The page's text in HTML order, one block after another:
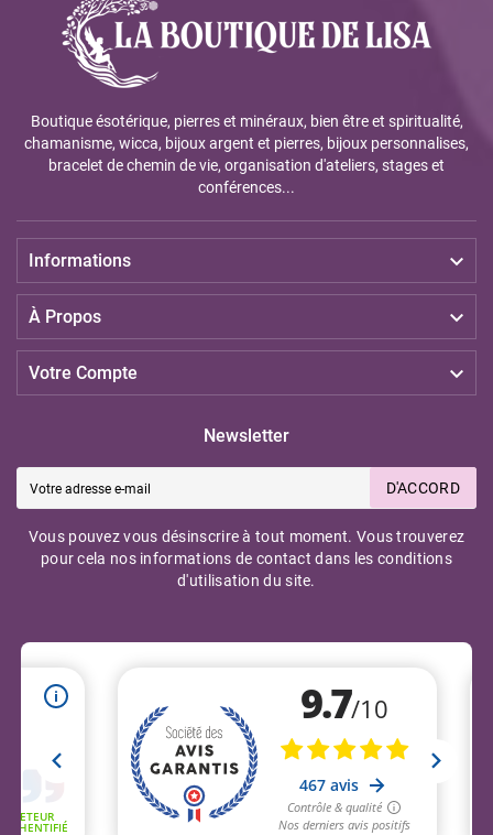
Boutique ésotérique, pierres et minéraux, bien être et spiritualité,
chamanisme, wicca, bijoux argent et pierres, bijoux personnalises,
bracelet de chemin de vie, organisation d'ateliers, stages et
conférences...
Informations 
À Propos 
Votre Compte 
Newsletter
D'ACCORD
Vous pouvez vous désinscrire à tout moment. Vous trouverez
pour cela nos informations de contact dans les conditions
d'utilisation du site.